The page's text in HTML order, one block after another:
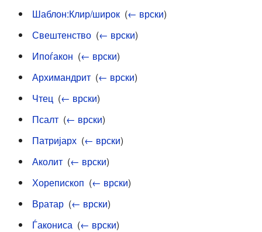
Шаблон:Клир/широк (← врски)
Свештенство (← врски)
Ипоѓакон (← врски)
Архимандрит (← врски)
Чтец (← врски)
Псалт (← врски)
Патријарх (← врски)
Аколит (← врски)
Хорепископ (← врски)
Вратар (← врски)
Ѓакониса (← врски)